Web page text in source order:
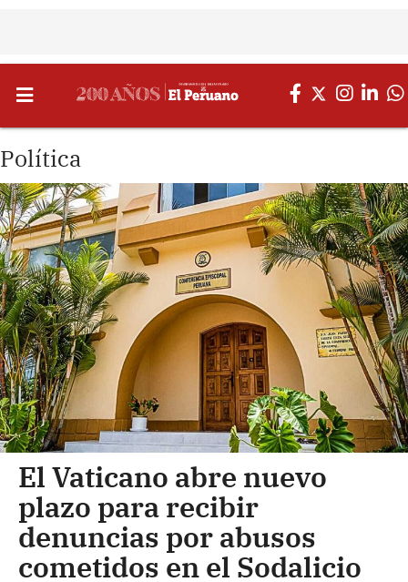
Política
El Vaticano abre nuevo
plazo para recibir
denuncias por abusos
cometidos en el Sodalicio